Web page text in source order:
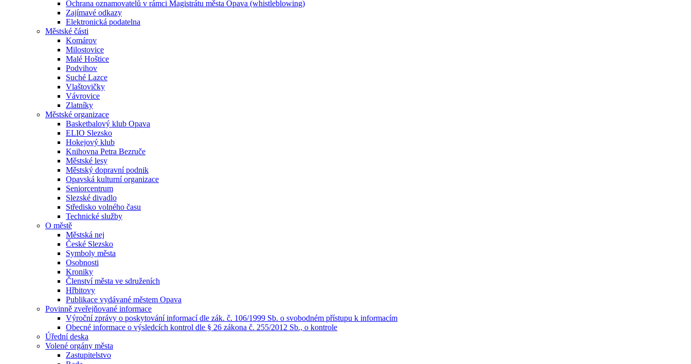
Ochrana oznamovatelů v rámci Magistrátu města Opava (whistleblowing)
Zajímavé odkazy
Elektronická podatelna
Městské části
Komárov
Milostovice
Malé Hoštice
Podvihov
Suché Lazce
Vlaštovičky
Vávrovice
Zlatníky
Městské organizace
Basketbalový klub Opava
ELIO Slezsko
Hokejový klub
Knihovna Petra Bezruče
Městské lesy
Městský dopravní podnik
Opavská kulturní organizace
Seniorcentrum
Slezské divadlo
Středisko volného času
Technické služby
O městě
Městská nej
České Slezsko
Symboly města
Osobnosti
Kroniky
Členství města ve sdruženích
Hřbitovy
Publikace vydávané městem Opava
Povinně zveřejňované informace
Výroční zprávy o poskytování informací dle zák. č. 106/1999 Sb. o svobodném přístupu k informacím
Obecné informace o výsledcích kontrol dle § 26 zákona č. 255/2012 Sb., o kontrole
Úřední deska
Volené orgány města
Zastupitelstvo